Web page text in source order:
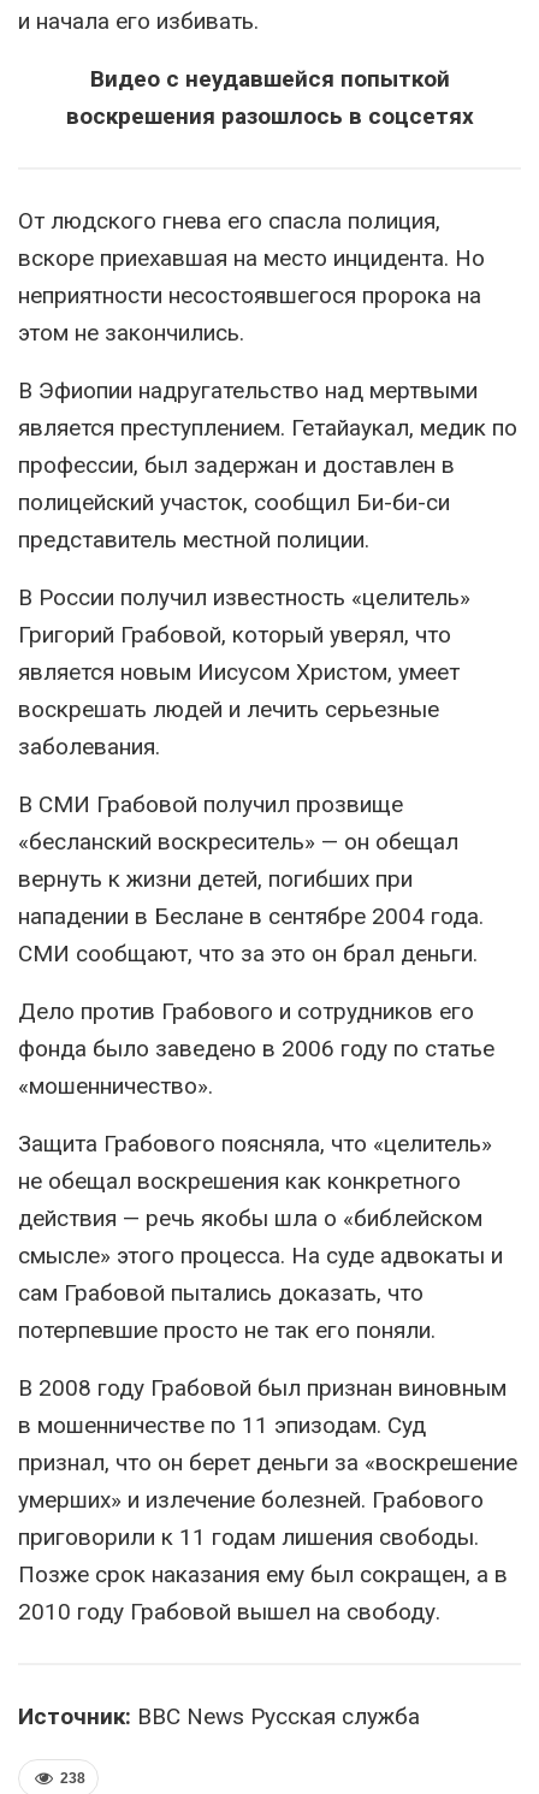
и начала его избивать.
Видео с неудавшейся попыткой
воскрешения разошлось в соцсетях
От людского гнева его спасла полиция,
вскоре приехавшая на место инцидента. Но
неприятности несостоявшегося пророка на
этом не закончились.
В Эфиопии надругательство над мертвыми
является преступлением. Гетайаукал, медик по
профессии, был задержан и доставлен в
полицейский участок, сообщил Би-би-си
представитель местной полиции.
В России получил известность «целитель»
Григорий Грабовой, который уверял, что
является новым Иисусом Христом, умеет
воскрешать людей и лечить серьезные
заболевания.
В СМИ Грабовой получил прозвище
«бесланский воскреситель» — он обещал
вернуть к жизни детей, погибших при
нападении в Беслане в сентябре 2004 года.
СМИ сообщают, что за это он брал деньги.
Дело против Грабового и сотрудников его
фонда было заведено в 2006 году по статье
«мошенничество».
Защита Грабового поясняла, что «целитель»
не обещал воскрешения как конкретного
действия — речь якобы шла о «библейском
смысле» этого процесса. На суде адвокаты и
сам Грабовой пытались доказать, что
потерпевшие просто не так его поняли.
В 2008 году Грабовой был признан виновным
в мошенничестве по 11 эпизодам. Суд
признал, что он берет деньги за «воскрешение
умерших» и излечение болезней. Грабового
приговорили к 11 годам лишения свободы.
Позже срок наказания ему был сокращен, а в
2010 году Грабовой вышел на свободу.
Источник: BBC News Русская служба
238